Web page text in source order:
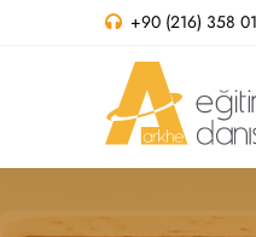
+90 (216) 358